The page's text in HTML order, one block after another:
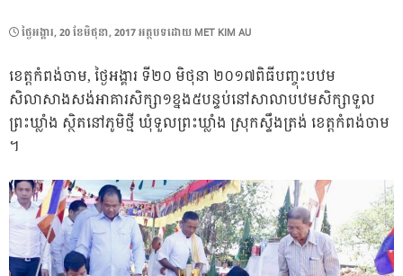
POSTED
ថ្ងៃ​អង្គារ, 20 ខែ​មិថុនា, 2017អត្ថបទដោយ MET KIM AU
ខេត្តកំពង់ចាម, ថ្ងៃអង្គារ ទី២០ មិថុនា ២០១៧ពិធីបញ្ចុះបឋម
សិលាសាងសង់អាគារសិក្សា១ខ្នង៥បន្ទប់នៅសាលាបឋមសិក្សាទួល
ព្រះឃ្លាំង ស្ថិតនៅភូមិថ្មី ឃុំទួលព្រះឃ្លាំង ស្រុកស្ទឹងត្រង់ ខេត្តកំពង់ចាម
។